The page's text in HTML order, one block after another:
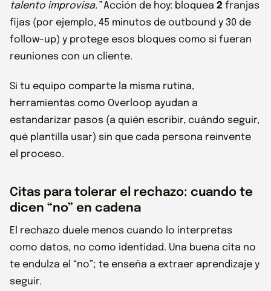
talento improvisa.”Acción de hoy: bloquea 2 franjas
fijas (por ejemplo, 45 minutos de outbound y 30 de
follow-up) y protege esos bloques como si fueran
reuniones con un cliente.
Si tu equipo comparte la misma rutina,
herramientas como Overloop ayudan a
estandarizar pasos (a quién escribir, cuándo seguir,
qué plantilla usar) sin que cada persona reinvente
el proceso.
Citas para tolerar el rechazo: cuando te
dicen “no” en cadena
El rechazo duele menos cuando lo interpretas
como datos, no como identidad. Una buena cita no
te endulza el “no”; te enseña a extraer aprendizaje y
seguir.